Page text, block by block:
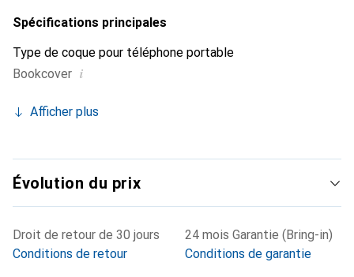
Spécifications principales
Type de coque pour téléphone portable
Bookcover i
Afficher plus
Évolution du prix
Droit de retour de 30 jours
Conditions de retour
24 mois Garantie (Bring-in)
Conditions de garantie